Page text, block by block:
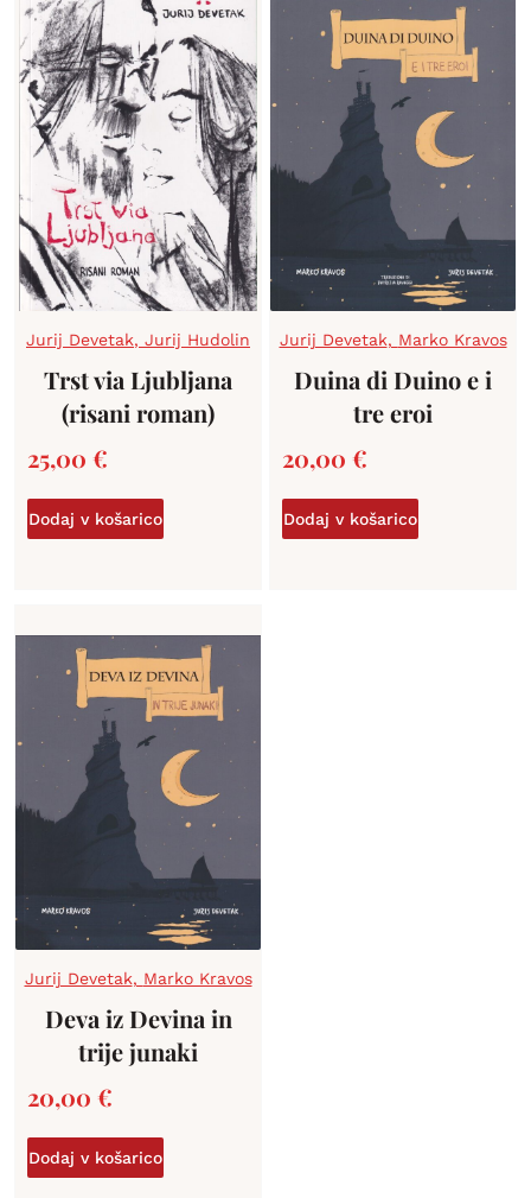
Jurij Devetak, Jurij Hudolin
Trst via Ljubljana
(risani roman)
25,00 €
Dodaj v košarico
Jurij Devetak, Marko Kravos
Duina di Duino e i
tre eroi
20,00 €
Dodaj v košarico
Jurij Devetak, Marko Kravos
Deva iz Devina in
trije junaki
20,00 €
Dodaj v košarico